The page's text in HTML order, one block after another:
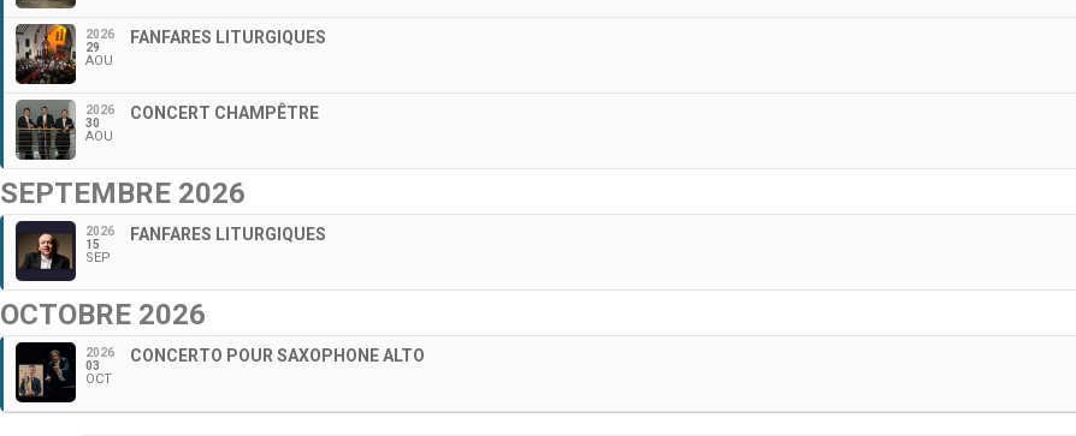
2026
29
AOU
FANFARES LITURGIQUES
2026
30
AOU
CONCERT CHAMPÊTRE
SEPTEMBRE 2026
2026
15
SEP
FANFARES LITURGIQUES
OCTOBRE 2026
2026
03
OCT
CONCERTO POUR SAXOPHONE ALTO